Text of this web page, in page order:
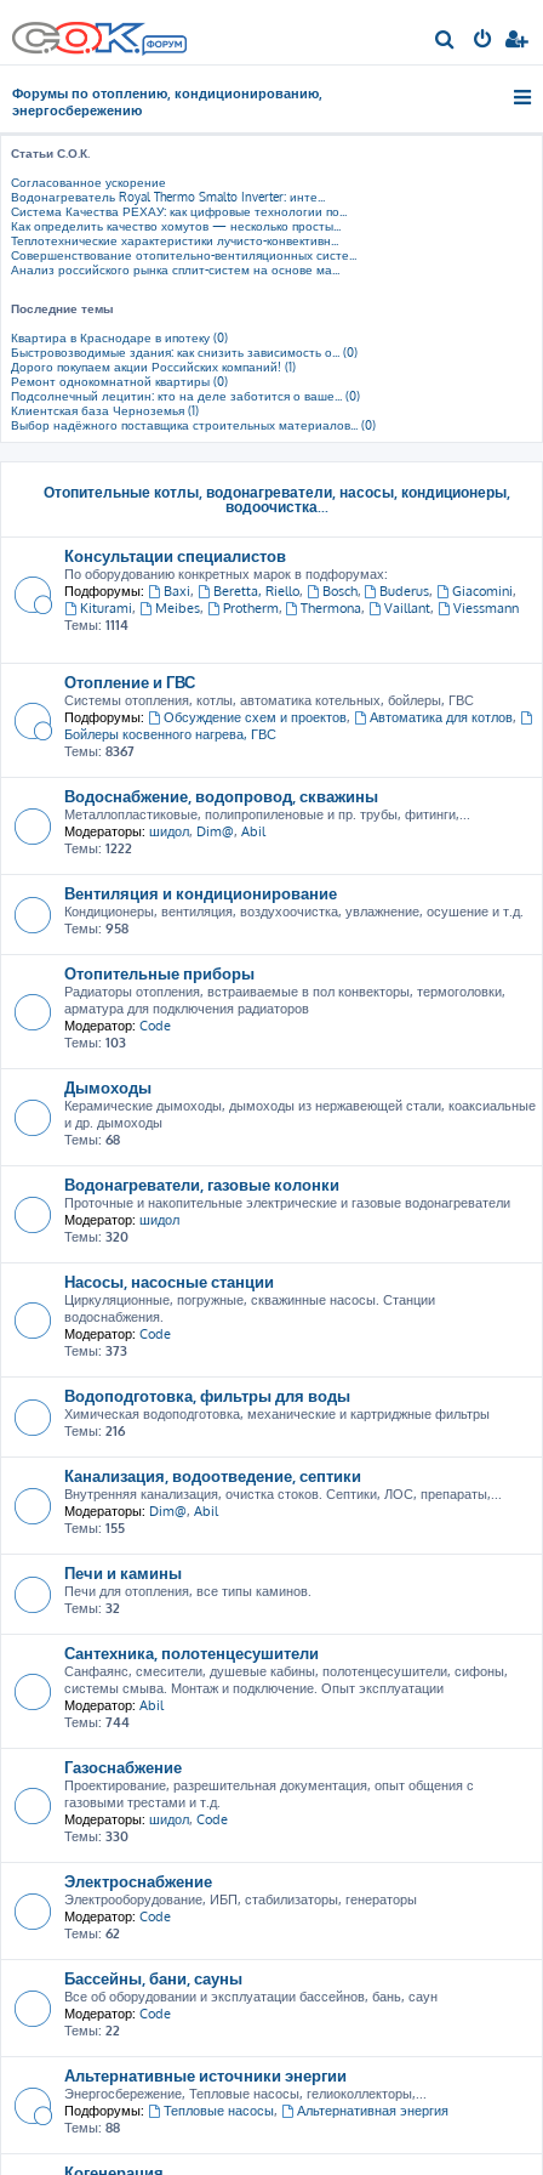
о
Форумы по отоплению, кондиционированию,
энергосбережению
Статьи С.О.К.
Согласованное ускорение
Водонагреватель Royal Thermo Smalto Inverter: инте...
Система Качества РЕХАУ: как цифровые технологии по...
Как определить качество хомутов — несколько просты...
Теплотехнические характеристики лучисто-конвективн...
Совершенствование отопительно-вентиляционных систе...
Анализ российского рынка сплит-систем на основе ма...
Последние темы
Квартира в Краснодаре в ипотеку (0)
Быстровозводимые здания: как снизить зависимость о... (0)
Дорого покупаем акции Российских компаний! (1)
Ремонт однокомнатной квартиры (0)
Подсолнечный лецитин: кто на деле заботится о ваше... (0)
Клиентская база Черноземья (1)
Выбор надёжного поставщика строительных материалов... (0)
Отопительные котлы, водонагреватели, насосы, кондиционеры,
водоочистка...
Консультации специалистов
По оборудованию конкретных марок в подфорумах:
Подфорумы:
Baxi, Beretta, Riello, Bosch, Buderus, Giacomini,
Kiturami, Meibes, Protherm, Thermona, Vaillant,
Viessmann
Темы: 1114
Отопление и ГВС
Системы отопления, котлы, автоматика котельных, бойлеры, ГВС
Подфорумы:
Обсуждение схем и проектов, Автоматика для котлов,
Бойлеры косвенного нагрева, ГВС
Темы: 8367
Водоснабжение, водопровод, скважины
Металлопластиковые, полипропиленовые и пр. трубы, фитинги,...
Модераторы: шидол, Dim@, Abil
Темы: 1222
Вентиляция и кондиционирование
Кондиционеры, вентиляция, воздухоочистка, увлажнение, осушение и т.д.
Темы: 958
Отопительные приборы
Радиаторы отопления, встраиваемые в пол конвекторы, термоголовки,
арматура для подключения радиаторов
Модератор: Code
Темы: 103
Дымоходы
Керамические дымоходы, дымоходы из нержавеющей стали, коаксиальные
и др. дымоходы
Темы: 68
Водонагреватели, газовые колонки
Проточные и накопительные электрические и газовые водонагреватели
Модератор: шидол
Темы: 320
Насосы, насосные станции
Циркуляционные, погружные, скважинные насосы. Станции
водоснабжения.
Модератор: Code
Темы: 373
Водоподготовка, фильтры для воды
Химическая водоподготовка, механические и картриджные фильтры
Темы: 216
Канализация, водоотведение, септики
Внутренняя канализация, очистка стоков. Септики, ЛОС, препараты,...
Модераторы: Dim@, Abil
Темы: 155
Печи и камины
Печи для отопления, все типы каминов.
Темы: 32
Сантехника, полотенцесушители
Санфаянс, смесители, душевые кабины, полотенцесушители, сифоны,
системы смыва. Монтаж и подключение. Опыт эксплуатации
Модератор: Abil
Темы: 744
Газоснабжение
Проектирование, разрешительная документация, опыт общения с
газовыми трестами и т.д.
Модераторы: шидол, Code
Темы: 330
Электроснабжение
Электрооборудование, ИБП, стабилизаторы, генераторы
Модератор: Code
Темы: 62
Бассейны, бани, сауны
Все об оборудовании и эксплуатации бассейнов, бань, саун
Модератор: Code
Темы: 22
Альтернативные источники энергии
Энергосбережение, Тепловые насосы, гелиоколлекторы,...
Подфорумы:
Тепловые насосы,
Альтернативная энергия
Темы: 88